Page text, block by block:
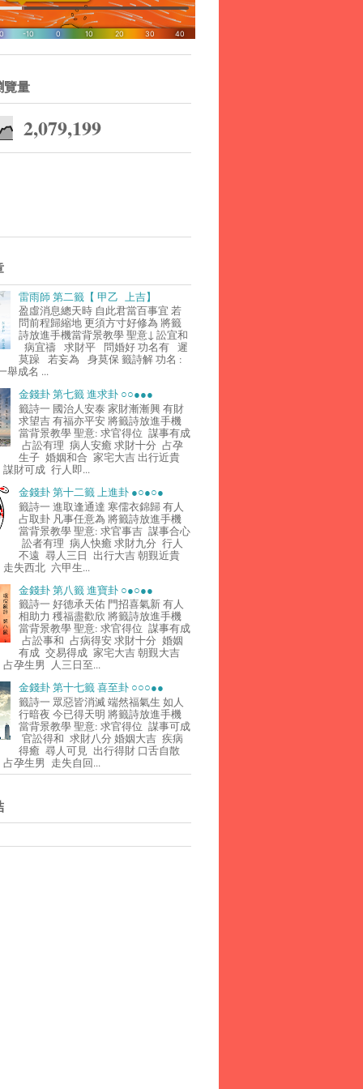
覽量
2,079,199
雷雨師 第二籤【 甲乙 上吉】
盈虛消息總天時 自此君當百事宜 若
問前程歸縮地 更須方寸好修為 將籤
詩放進手機當背景教學 聖意↓ 訟宜和
病宜禱 求財平 問婚好 功名有 遲
莫躁 若妄為 身莫保 籤詩解 功名 :
舉成名 ...
金錢卦 第七籤 進求卦 ○○●●●
籤詩一 國治人安泰 家財漸漸興 有財
求望吉 有福亦平安 將籤詩放進手機
當背景教學 聖意: 求官得位 謀事有成
占訟有理 病人安癒 求財十分 占孕
生子 婚姻和合 家宅大吉 出行近貴
財可成 行人即...
金錢卦 第十二籤 上進卦 ●○●○●
籤詩一 進取逢通達 寒儒衣錦歸 有人
占取卦 凡事任意為 將籤詩放進手機
當背景教學 聖意: 求官事吉 謀事合心
訟者有理 病人快癒 求財九分 行人
不遠 尋人三日 出行大吉 朝覲近貴
失西北 六甲生...
金錢卦 第八籤 進寶卦 ○●○●●
籤詩一 好德承天佑 門招喜氣新 有人
相助力 穫福盡歡欣 將籤詩放進手機
當背景教學 聖意: 求官得位 謀事有成
占訟事和 占病得安 求財十分 婚姻
有成 交易得成 家宅大吉 朝覲大吉
孕生男 人三日至...
金錢卦 第十七籤 喜至卦 ○○○●●
籤詩一 眾惡皆消滅 端然福氣生 如人
行暗夜 今已得天明 將籤詩放進手機
當背景教學 聖意: 求官得位 謀事可成
官訟得和 求財八分 婚姻大吉 疾病
得癒 尋人可見 出行得財 口舌自散
孕生男 走失自回...